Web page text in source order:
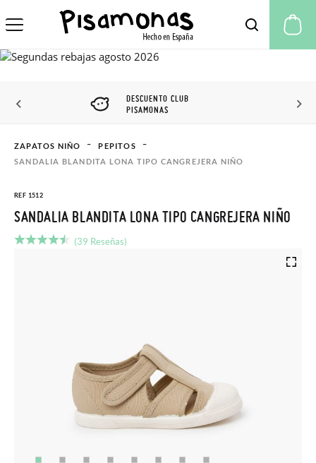
DESCUENTO CLUB
PISAMONAS
ZAPATOS NIÑO
PEPITOS
SANDALIA BLANDITA LONA TIPO CANGREJERA NIÑO
REF 1512
SANDALIA BLANDITA LONA TIPO CANGREJERA NIÑO
(39 Reseñas)